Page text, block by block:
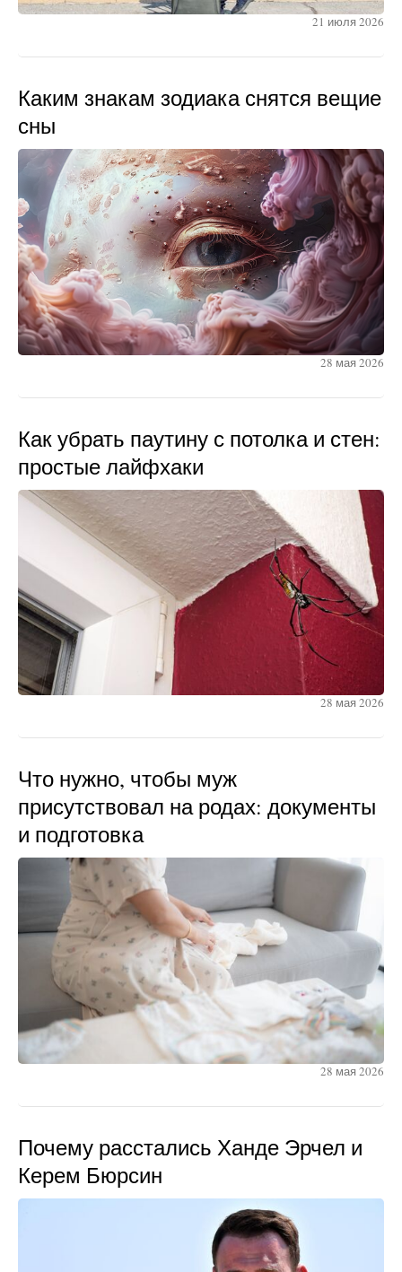
21 июля 2026
Каким знакам зодиака снятся вещие
сны
28 мая 2026
Как убрать паутину с потолка и стен:
простые лайфхаки
28 мая 2026
Что нужно, чтобы муж
присутствовал на родах: документы
и подготовка
28 мая 2026
Почему расстались Ханде Эрчел и
Керем Бюрсин